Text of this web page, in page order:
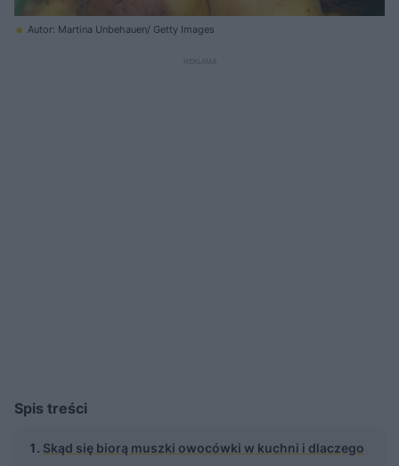
Autor: Martina Unbehauen/ Getty Images
Spis treści
Skąd się biorą muszki owocówki w kuchni i dlaczego